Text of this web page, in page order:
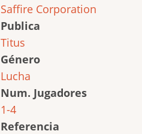
Saffire Corporation
Publica
Titus
Género
Lucha
Num. Jugadores
1-4
Referencia